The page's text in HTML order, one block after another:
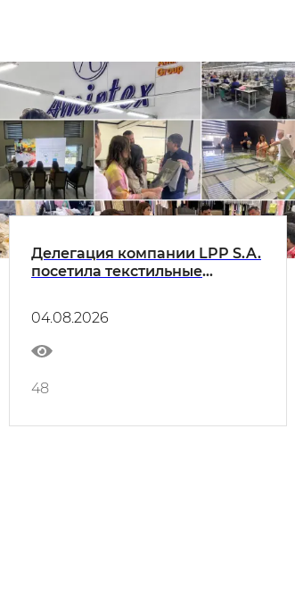
Делегация компании LPP S.A.
посетила текстильные
04.08.2026
48